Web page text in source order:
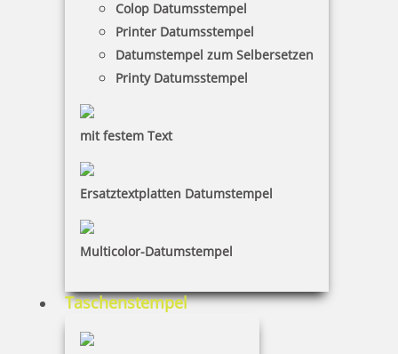
Colop Datumsstempel
Printer Datumsstempel
Datumstempel zum Selbersetzen
Printy Datumsstempel
mit festem Text
Ersatztextplatten Datumstempel
Multicolor-Datumstempel
Taschenstempel